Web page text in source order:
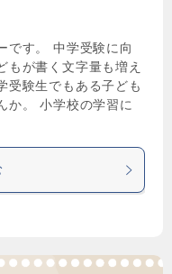
です。 中学受験に向
もが書く文字量も増え
受験生でもある子ども
か。 小学校の学習に